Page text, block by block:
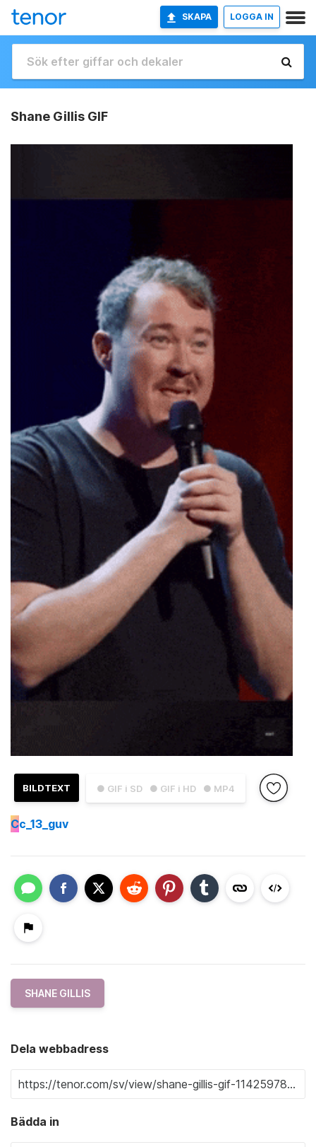
SKAPA LOGGA IN
Shane Gillis GIF
● GIF i SD ● GIF i HD ● MP4
BILDTEXT
Cc_13_guv
SHANE GILLIS
Dela webbadress
Bädda in